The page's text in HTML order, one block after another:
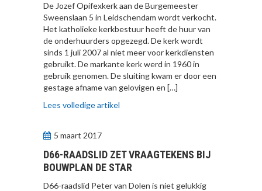
De Jozef Opifexkerk aan de Burgemeester
Sweenslaan 5 in Leidschendam wordt verkocht.
Het katholieke kerkbestuur heeft de huur van
de onderhuurders opgezegd. De kerk wordt
sinds 1 juli 2007 al niet meer voor kerkdiensten
gebruikt. De markante kerk werd in 1960 in
gebruik genomen. De sluiting kwam er door een
gestage afname van gelovigen en […]
Lees volledige artikel
5 maart 2017
D66-RAADSLID ZET VRAAGTEKENS BIJ
BOUWPLAN DE STAR
D66-raadslid Peter van Dolen is niet gelukkig